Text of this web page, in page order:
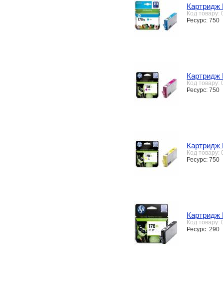
Картридж
Код товару:
Ресурс: 750
Картридж
Код товару:
Ресурс: 750
Картридж
Код товару:
Ресурс: 750
Картридж
Код товару:
Ресурс: 290